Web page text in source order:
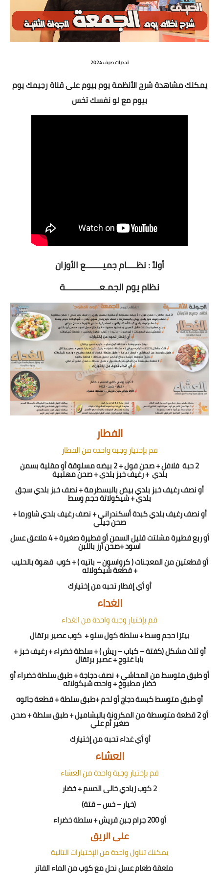
تحدياتصيف 2024
يمكنك مشاهدة شرح الأنظمة يوم بيوم على قناة رجيمك يوم
بيوم مع لو نفسك تخس
أولاً : نظــــام جميـــــــع الأوزان
نظام يوم الجمـعــــــــــــــة
الفطار
قم بإختيار وجبة واحدة من الفطار
2 حبة
فلافل + صحن فول + 2 بيضه مسلوقة أو مقلية بسمن
بلدي + رغيف خبز بلدي + صحن مهلبية
أو نصف رغيف خبز بلدي بيض بالبسطرمة + نصف خبز بلدي سجق
بلدي + شيكولاتة حجم وسط
أو نصف رغيف بلدي كبدة أسكندراني + نصف رغيف بلدي شاورما +
صحن جيلي
أو ربع فطيرة مشلتت قليل السمن أو فطيرة صغيرة + 4 ملاعق عسل
اسود +صحن أرز باللبن
أو قطعتين من المعجنات ( كرواسون – باتيه ) + كوب قهوة بالحليب
+ قطعة شيكولاته
أوأيإفطار تحبه من إختيارك
الغداء
قم بإختيار وجبة واحدة من الغداء
بيتزا حجم وسط + سلطة كول سلو + كوب عصير برتقال
أو ثلث مشكل (كفتة – كباب – ريش ) + سلطة خضراء + رغيف خبز +
بابا غنوج + عصير برتقال
أو طبق متوسط من المحاشي + نصف دجاجة + طبق سلطة خضراء أو
خضار مطبوخ + واحده شيكولاته
أو طبق متوسط كبسة دجاج أو لحم +طبق سلطة + قطعة جاتوه
أو 2 قطعة متوسطة من المكرونة بالبشاميل + طبق سلطة + صحن
صغير أم علي
أوأيغداءتحبه من إختيارك
العشاء
قم بإختيار وجبة واحدة من العشاء
2كوب زبادي خالى الدسم+خضار
(خيار – خس – قتة)
أو200جرام جبن قريش + سلطة خضراء
على الريق
يمكنك تناول واحدة من الإختيارات التالية
ملعقة طعام عسل نحل مع كوب من الماء الفاتر